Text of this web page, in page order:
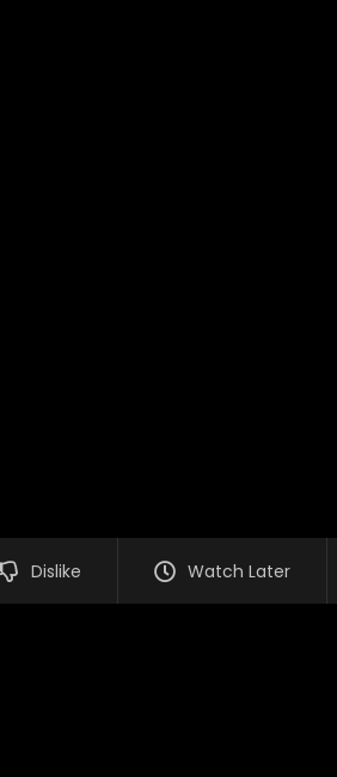
Dislike Watch Later